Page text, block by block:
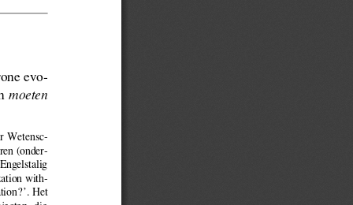
evo-
moeten
Wetensc-
(onder-
with-
Het